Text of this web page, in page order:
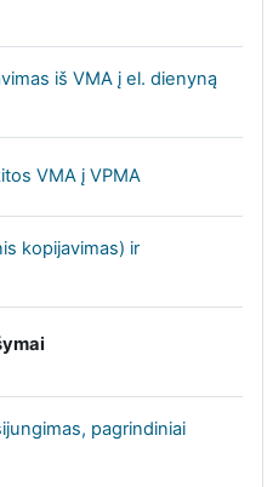
iš VMA į el. dienyną
VMA į VPMA
kopijavimas) ir
pagrindiniai